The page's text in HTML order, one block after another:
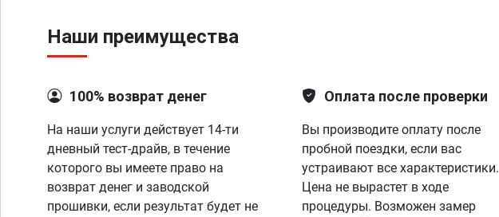
Наши преимущества
100% возврат денег
На наши услуги действует 14-ти
дневный тест-драйв, в течение
которого вы имеете право на
возврат денег и заводской
прошивки, если результат будет не
Оплата после проверки
Вы производите оплату после
пробной поездки, если вас
устраивают все характеристики.
Цена не вырастет в ходе
процедуры. Возможен замер